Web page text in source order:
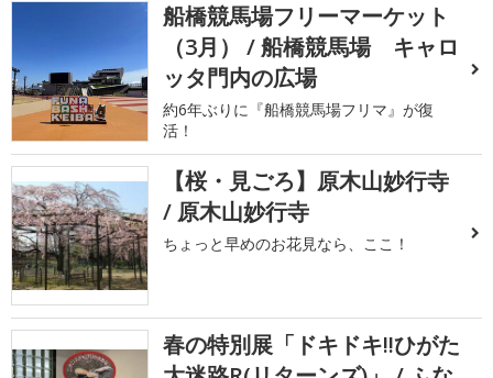
船橋競馬場フリーマーケット
（3月） / 船橋競馬場 キャロ
ッタ門内の広場
約6年ぶりに『船橋競馬場フリマ』が復
活！
【桜・見ごろ】原木山妙行寺
/ 原木山妙行寺
ちょっと早めのお花見なら、ここ！
春の特別展「ドキドキ!!ひがた